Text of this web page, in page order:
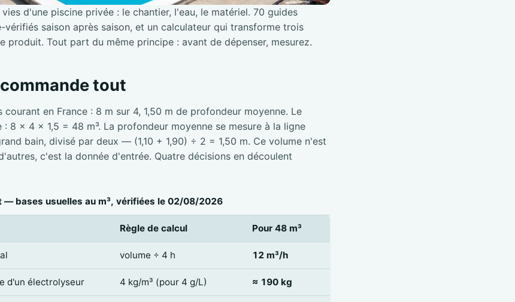
d'une piscine privée : le chantier, l'eau, le matériel. 70 guides
vérifiés saison après saison, et un calculateur qui transforme trois
produit. Tout part du même principe : avant de dépenser, mesurez.
tout
courant en France : 8 m sur 4, 1,50 m de profondeur moyenne. Le
8 × 4 × 1,5 = 48 m³. La profondeur moyenne se mesure à la ligne
bain, divisé par deux — (1,10 + 1,90) ÷ 2 = 1,50 m. Ce volume n'est
c'est la donnée d'entrée. Quatre décisions en découlent
— bases usuelles au m³, vérifiées le 02/08/2026
Règle de calcul Pour 48 m³
volume ÷ 4 h 12 m³/h
d'un électrolyseur 4 kg/m³ (pour 4 g/L) ≈ 190 kg